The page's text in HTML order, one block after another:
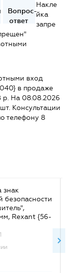
Вопрос-
ответ
Накле
йка
запре
вход
в продаже
р. На 08.08.2026
Консультации
телефону 8
знак
безопасности
Rexant {56-